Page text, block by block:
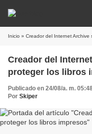
Inicio » Creador del Internet
Creador del
proteger los libros
Publicado en 24/08/a. m.
Por Skiper